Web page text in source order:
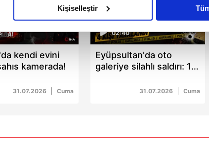
işlenmekte olup gerekli olan çerezler bilgi toplumu
sitemizin daha işlevsel kılınması ve kişiselleştirilmesi
Kişiselleştir
kendi evini
kamerada!
31.07.2026 Cuma
02:40
Eyüpsultan'da oto
galeriye silahlı saldırı: 1
31.07.2026 Cuma